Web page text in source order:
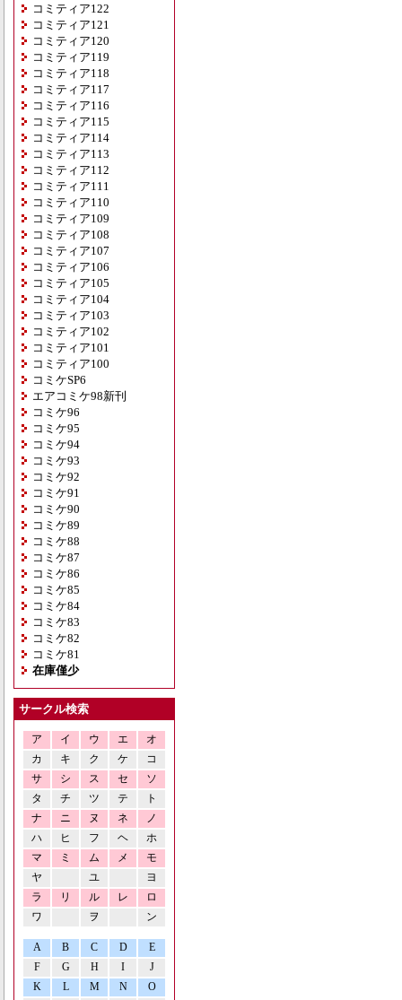
コミティア122
コミティア121
コミティア120
コミティア119
コミティア118
コミティア117
コミティア116
コミティア115
コミティア114
コミティア113
コミティア112
コミティア111
コミティア110
コミティア109
コミティア108
コミティア107
コミティア106
コミティア105
コミティア104
コミティア103
コミティア102
コミティア101
コミティア100
コミケSP6
エアコミケ98新刊
コミケ96
コミケ95
コミケ94
コミケ93
コミケ92
コミケ91
コミケ90
コミケ89
コミケ88
コミケ87
コミケ86
コミケ85
コミケ84
コミケ83
コミケ82
コミケ81
在庫僅少
サークル検索
ア イ ウ エ
オ
カ
キ ク ケ
コ
サ
シ ス セ
ソ
タ
チ ツ テ
ト
ナ
ニ ヌ ネ
ノ
ハ
ヒ フ ヘ
ホ
マ
ミ ム メ
モ
ヤ
ユ
ヨ
ラ
リ ル レ
ロ
ワ
ヲ ン
A B C D
E
F
G H I
J
K
L M N O